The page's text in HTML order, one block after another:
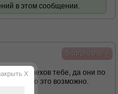
в этом сообщении.
Scorpiosha
Успехов тебе, да они по
что это возможно.
X